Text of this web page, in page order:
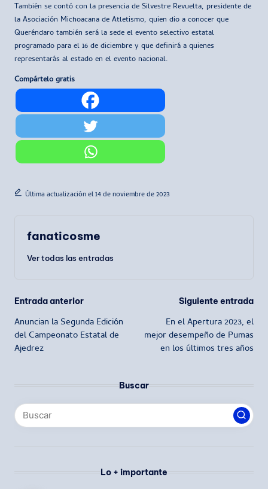
También se contó con la presencia de Silvestre Revuelta, presidente de
la Asociación Michoacana de Atletismo, quien dio a conocer que
Queréndaro también será la sede el evento selectivo estatal
programado para el 16 de diciembre y que definirá a quienes
representarás al estado en el evento nacional.
Compártelo gratis
Última actualización el 14 de noviembre de 2023
fanaticosme
Ver todas las entradas
Navegación
de
entradas
Entrada anterior
Anuncian la Segunda Edición
del Campeonato Estatal de
Ajedrez
Siguiente entrada
En el Apertura 2023, el
mejor desempeño de Pumas
en los últimos tres años
Buscar
Lo + importante